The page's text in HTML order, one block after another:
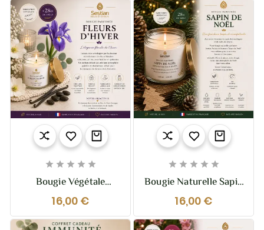
Lumineuse
Lumineuse
    
Bougie Végétale
Parfumée Fleurs
D’Hiver – 110g –
Florale Et Poudrée
16,00 €
    
Bougie Naturelle Sapin
De Noël 110g – Sestian
Nature Et Senteurs
16,00 €